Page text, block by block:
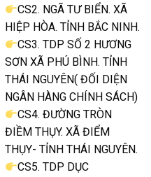
CS2. NGÃ TƯ BIỂN. XÃ
HIỆP HÒA. TỈNH BẮC NINH.
CS3. TDP SỐ 2 HƯƠNG
SƠN XÃ PHÚ BÌNH. TỈNH
THÁI NGUYÊN( ĐỐI DIỆN
NGÂN HÀNG CHÍNH SÁCH)
CS4. ĐƯỜNG TRÒN
ĐIỀM THỤY. XÃ ĐIỂM
THỤY- TỈNH THÁI NGUYÊN.
CS5. TDP DỤC